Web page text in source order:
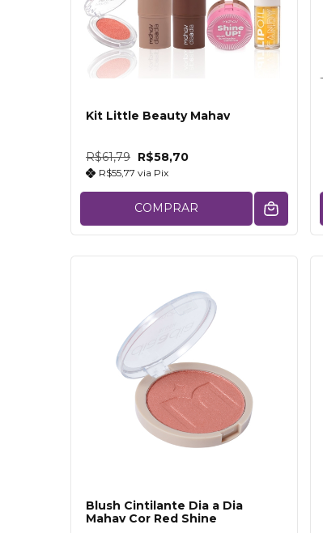
Kit Little Beauty Mahav
R$61,79 R$58,70
R$55,77 via Pix
COMPRAR
Blush Cintilante Dia a Dia
Mahav Cor Red Shine